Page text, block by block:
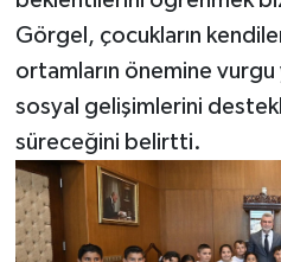
Görgel, çocukların
ortamların önemine
sosyal gelişimlerini
süreceğini belirtti.